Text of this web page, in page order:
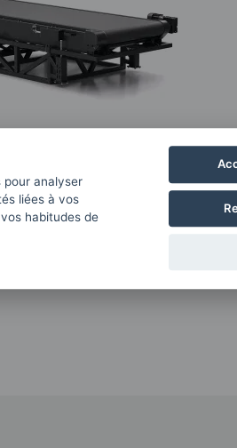
surveillés avec
fin en toile ou en
pour analyser
liées à vos
habitudes de